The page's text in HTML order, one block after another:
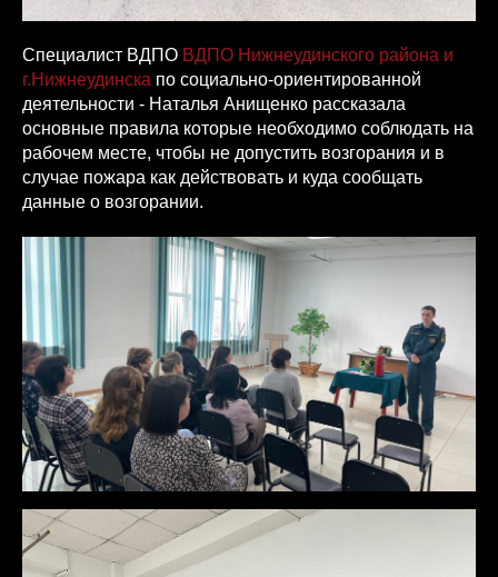
Специалист ВДПО ВДПО Нижнеудинского района и
г.Нижнеудинска по социально-ориентированной
деятельности - Наталья Анищенко рассказала
основные правила которые необходимо соблюдать на
рабочем месте, чтобы не допустить возгорания и в
случае пожара как действовать и куда сообщать
данные о возгорании.